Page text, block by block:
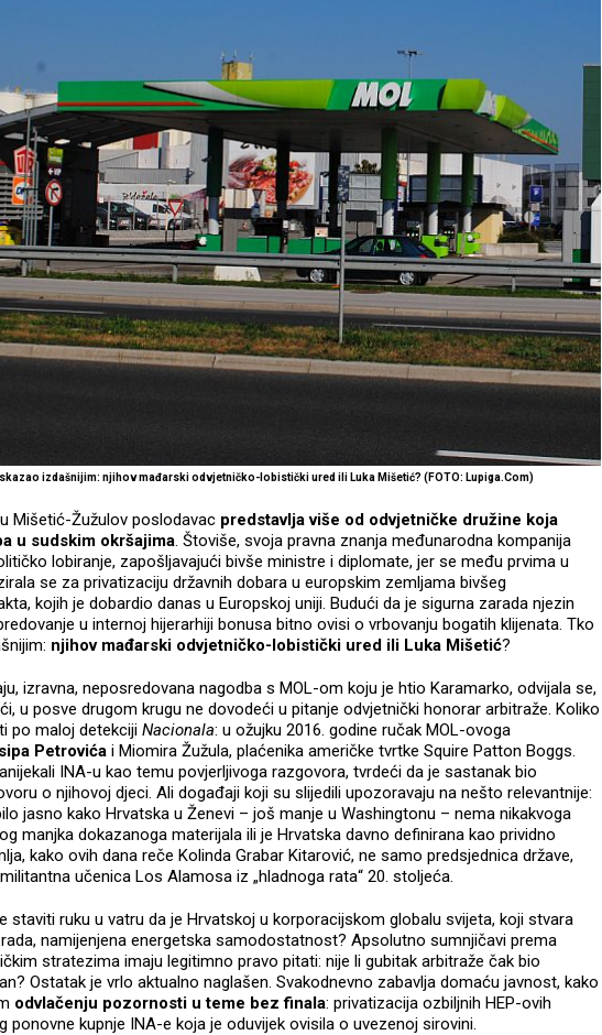
izdašnijim: njihov mađarski odvjetničko-lobistički ured ili Luka Mišetić? (FOTO: Lupiga.Com)
Mišetić-Žužulov poslodavac predstavlja više od odvjetničke družine koja
u sudskim okršajima. Štoviše, svoja pravna znanja međunarodna kompanija
lobiranje, zapošljavajući bivše ministre i diplomate, jer se među prvima u
se za privatizaciju državnih dobara u europskim zemljama bivšeg
kojih je dobardio danas u Europskoj uniji. Budući da je sigurna zarada njezin
u internoj hijerarhiji bonusa bitno ovisi o vrbovanju bogatih klijenata. Tko
njihov mađarski odvjetničko-lobistički ured ili Luka Mišetić?
izravna, neposredovana nagodba s MOL-om koju je htio Karamarko, odvijala se,
u posve drugom krugu ne dovodeći u pitanje odvjetnički honorar arbitraže. Koliko
po maloj detekciji Nacionala: u ožujku 2016. godine ručak MOL-ovoga
Petrovića i Miomira Žužula, plaćenika američke tvrtke Squire Patton Boggs.
INA-u kao temu povjerljivoga razgovora, tvrdeći da je sastanak bio
o njihovoj djeci. Ali događaji koji su slijedili upozoravaju na nešto relevantnije:
jasno kako Hrvatska u Ženevi – još manje u Washingtonu – nema nikakvoga
manjka dokazanoga materijala ili je Hrvatska davno definirana kao prividno
kako ovih dana reče Kolinda Grabar Kitarović, ne samo predsjednica države,
učenica Los Alamosa iz „hladnoga rata“ 20. stoljeća.
staviti ruku u vatru da je Hrvatskoj u korporacijskom globalu svijeta, koji stvara
namijenjena energetska samodostatnost? Apsolutno sumnjičavi prema
stratezima imaju legitimno pravo pitati: nije li gubitak arbitraže čak bio
Ostatak je vrlo aktualno naglašen. Svakodnevno zabavlja domaću javnost, kako
odvlačenju pozornosti u teme bez finala: privatizacija ozbiljnih HEP-ovih
ponovne kupnje INA-e koja je oduvijek ovisila o uvezenoj sirovini.